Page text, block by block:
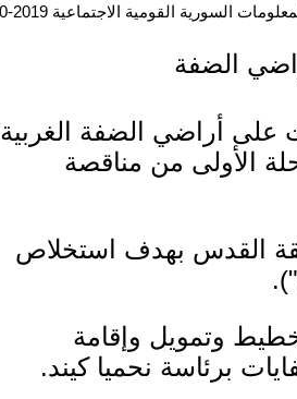
السورية القومية الاجتماعية 2019-10-11
الضفة
على أراضي الضفة الغربية
الأولى من مناقصة
القدس بهدف استخلاص
وتمويل وإقامة
برئاسة نحميا كيند.